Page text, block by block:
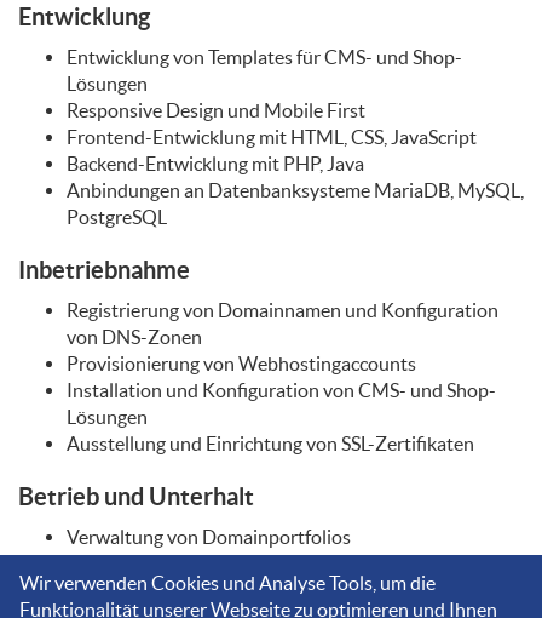
Entwicklung
Entwicklung von Templates für CMS- und Shop-
Lösungen
Responsive Design und Mobile First
Frontend-Entwicklung mit HTML, CSS, JavaScript
Backend-Entwicklung mit PHP, Java
Anbindungen an Datenbanksysteme MariaDB, MySQL,
PostgreSQL
Inbetriebnahme
Registrierung von Domainnamen und Konfiguration
von DNS-Zonen
Provisionierung von Webhostingaccounts
Installation und Konfiguration von CMS- und Shop-
Lösungen
Ausstellung und Einrichtung von SSL-Zertifikaten
Betrieb und Unterhalt
Verwaltung von Domainportfolios
Einspielen von Patches für CMS-Lösungen
Wir verwenden Cookies und Analyse Tools, um die
Funktionalität unserer Webseite zu optimieren und Ihnen